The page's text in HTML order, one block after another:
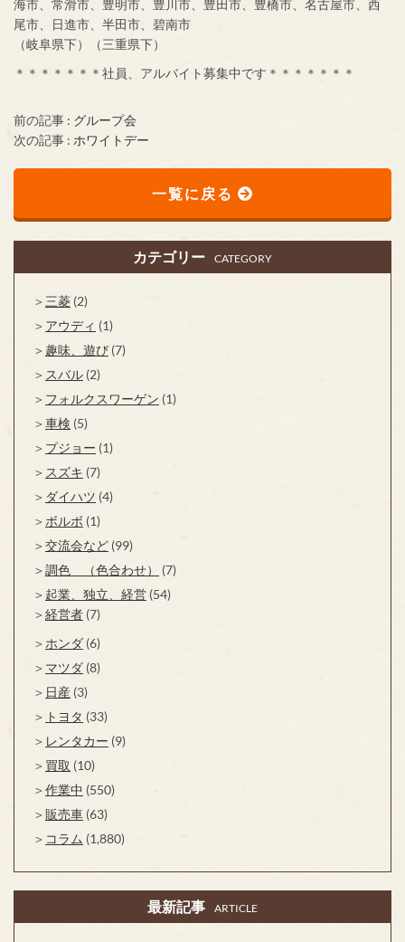
海市、常滑市、豊明市、豊川市、豊田市、豊橋市、名古屋市、西
尾市、日進市、半田市、碧南市
（岐阜県下）（三重県下）
＊＊＊＊＊＊＊社員、アルバイト募集中です＊＊＊＊＊＊＊
前の記事 : グループ会
次の記事 : ホワイトデー
一覧に戻る
カテゴリー CATEGORY
三菱 (2)
アウディ (1)
趣味、遊び (7)
スバル (2)
フォルクスワーゲン (1)
車検 (5)
プジョー (1)
スズキ (7)
ダイハツ (4)
ボルボ (1)
交流会など (99)
調色 （色合わせ）
(7)
起業、独立、経営 (54)
経営者 (7)
ホンダ (6)
マツダ (8)
日産 (3)
トヨタ (33)
レンタカー (9)
買取 (10)
作業中 (550)
販売車 (63)
コラム (1,880)
最新記事 ARTICLE